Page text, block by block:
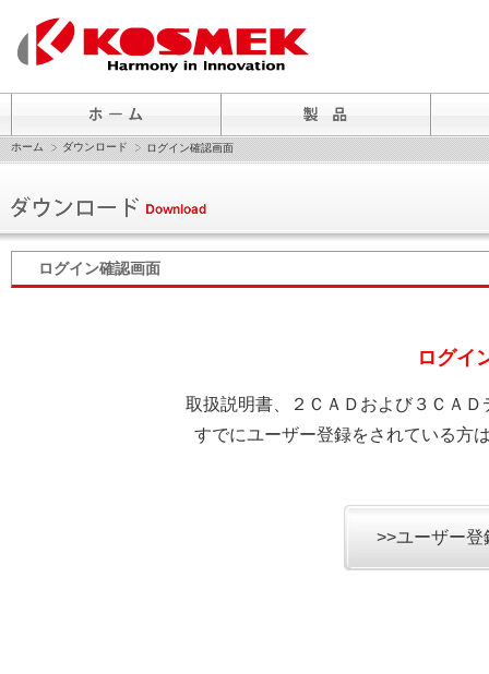
ホーム ダウンロード ログイン確認画面
ログイン確認画面
ログイ
取扱説明書、２ＣＡＤおよび３ＣＡ
すでにユーザー登録をされている方
>>ユーザー